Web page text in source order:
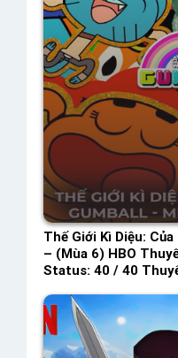
Thế Giới Kì Diệu:
– (Mùa 6) HBO
Status: 40 / 40